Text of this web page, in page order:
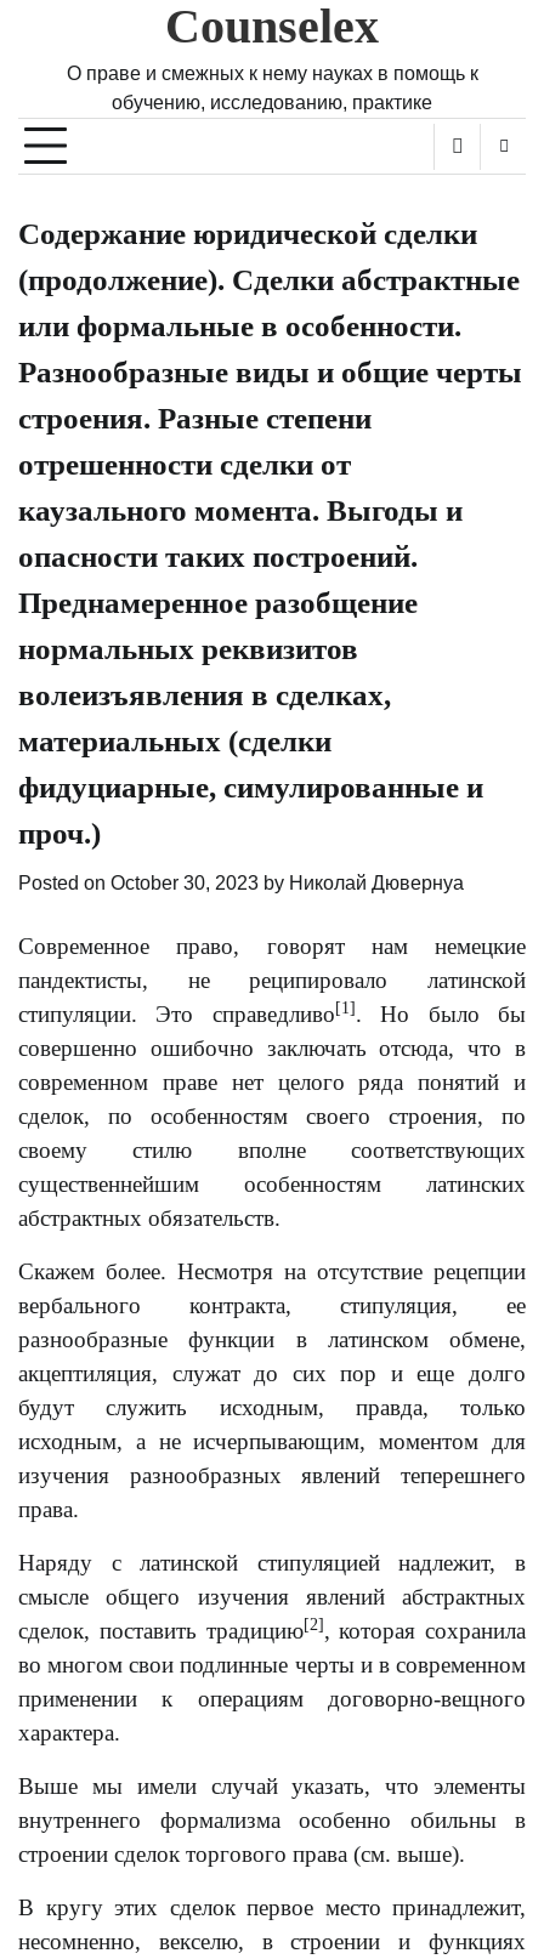
Counselex
О праве и смежных к нему науках в помощь к
обучению, исследованию, практике
Содержание юридической сделки
(продолжение). Сделки абстрактные
или формальные в особенности.
Разнообразные виды и общие черты
строения. Разные степени
отрешенности сделки от
каузального момента. Выгоды и
опасности таких построений.
Преднамеренное разобщение
нормальных реквизитов
волеизъявления в сделках,
материальных (сделки
фидуциарные, симулированные и
проч.)
Posted on October 30, 2023 by Николай Дювернуа
Современное право, говорят нам немецкие
пандектисты, не реципировало латинской
стипуляции. Это справедливо [1] . Но было бы
совершенно ошибочно заключать отсюда, что в
современном праве нет целого ряда понятий и
сделок, по особенностям своего строения, по
своему стилю вполне соответствующих
существеннейшим особенностям латинских
абстрактных обязательств.
Скажем более. Несмотря на отсутствие рецепции
вербального контракта, стипуляция, ее
разнообразные функции в латинском обмене,
акцептиляция, служат до сих пор и еще долго
будут служить исходным, правда, только
исходным, а не исчерпывающим, моментом для
изучения разнообразных явлений теперешнего
права.
Наряду с латинской стипуляцией надлежит, в
смысле общего изучения явлений абстрактных
сделок, поставить традицию[2] , которая сохранила
во многом свои подлинные черты и в современном
применении к операциям договорно-вещного
характера.
Выше мы имели случай указать, что элементы
внутреннего формализма особенно обильны в
строении сделок торгового права (см. выше).
В кругу этих сделок первое место принадлежит,
несомненно, векселю, в строении и функциях